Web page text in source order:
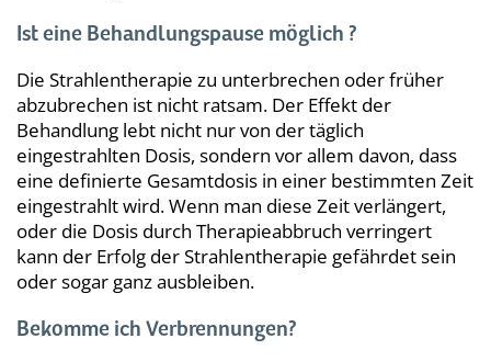
Ist eine Behandlungspause möglich ?
Die Strahlentherapie zu unterbrechen oder früher
abzubrechen ist nicht ratsam. Der Effekt der
Behandlung lebt nicht nur von der täglich
eingestrahlten Dosis, sondern vor allem davon, dass
eine definierte Gesamtdosis in einer bestimmten Zeit
eingestrahlt wird. Wenn man diese Zeit verlängert,
oder die Dosis durch Therapieabbruch verringert
kann der Erfolg der Strahlentherapie gefährdet sein
oder sogar ganz ausbleiben.
Bekomme ich Verbrennungen?